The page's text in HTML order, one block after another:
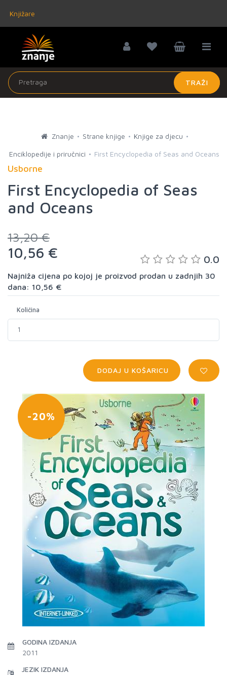
Knjižare
TRAŽI
Znanje Strane knjige Knjige za djecu
Enciklopedije i priručnici First Encyclopedia of Seas and Oceans
Usborne
First Encyclopedia of Seas
and Oceans
13,20 €
10,56 € 0.0
Najniža cijena po kojoj je proizvod prodan u zadnjih 30
dana: 10,56 €
Količina
DODAJ U KOŠARICU
-20%
GODINA IZDANJA
2011
JEZIK IZDANJA